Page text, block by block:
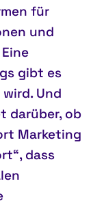
für
und
gibt es
Und
darüber, ob
Marketing
dass